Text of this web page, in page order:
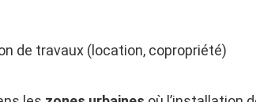
de travaux (location, copropriété)